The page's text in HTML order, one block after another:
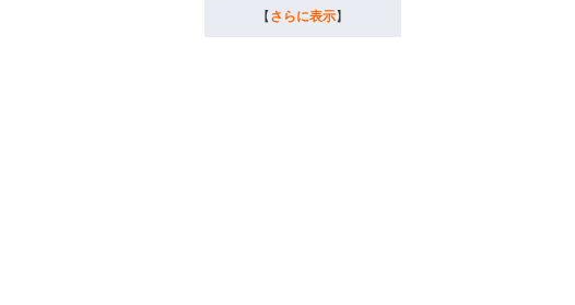
【 さらに表示】